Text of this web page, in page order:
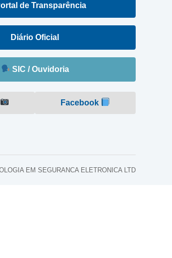
de Transparência
Diário Oficial
SIC / Ouvidoria
Facebook
EM SEGURANCA ELETRONICA LTD